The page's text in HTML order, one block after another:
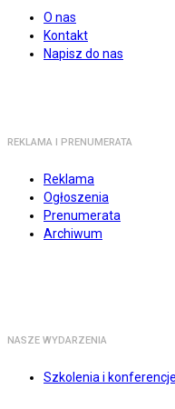
O nas
Kontakt
Napisz do nas
REKLAMA I PRENUMERATA
Reklama
Ogłoszenia
Prenumerata
Archiwum
NASZE WYDARZENIA
Szkolenia i konferencje